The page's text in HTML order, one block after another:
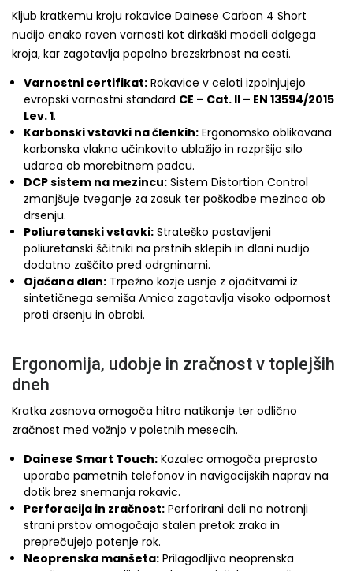
Kljub kratkemu kroju rokavice Dainese Carbon 4 Short
nudijo enako raven varnosti kot dirkaški modeli dolgega
kroja, kar zagotavlja popolno brezskrbnost na cesti.
Varnostni certifikat: Rokavice v celoti izpolnjujejo
evropski varnostni standard CE – Cat. II – EN 13594/2015
Lev. 1.
Karbonski vstavki na členkih: Ergonomsko oblikovana
karbonska vlakna učinkovito ublažijo in razpršijo silo
udarca ob morebitnem padcu.
DCP sistem na mezincu: Sistem Distortion Control
zmanjšuje tveganje za zasuk ter poškodbe mezinca ob
drsenju.
Poliuretanski vstavki: Strateško postavljeni
poliuretanski ščitniki na prstnih sklepih in dlani nudijo
dodatno zaščito pred odrgninami.
Ojačana dlan: Trpežno kozje usnje z ojačitvami iz
sintetičnega semiša Amica zagotavlja visoko odpornost
proti drsenju in obrabi.
Ergonomija, udobje in zračnost v toplejših
dneh
Kratka zasnova omogoča hitro natikanje ter odlično
zračnost med vožnjo v poletnih mesecih.
Dainese Smart Touch: Kazalec omogoča preprosto
uporabo pametnih telefonov in navigacijskih naprav na
dotik brez snemanja rokavic.
Perforacija in zračnost: Perforirani deli na notranji
strani prstov omogočajo stalen pretok zraka in
preprečujejo potenje rok.
Neoprenska manšeta: Prilagodljiva neoprenska